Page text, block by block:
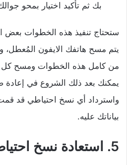
بك ثم تأكيد اختيار بمحو
ستحتاج تنفيذ هذه الخطوات بعض
يتم مسح هاتفك الايفون المُعطل،
من كامل هذه الخطوات ومسح كل
يمكنك بعد ذلك الشروع في إعادة
واسترداد أي نسخ احتياطي قد
بياناتك عليه.
5. استعادة نسخ احتياطي قديم